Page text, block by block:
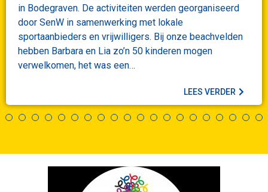
in Bodegraven. De activiteiten werden georganiseerd
door SenW in samenwerking met lokale
sportaanbieders en vrijwilligers. Bij onze beachvelden
hebben Barbara en Lia zo’n 50 kinderen mogen
verwelkomen, het was een…
LEES VERDER
1 2 3 4 5 6 7 8 9 10 11 12 13 14 15 16